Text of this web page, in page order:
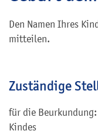
Den Namen Ihres
mitteilen.
Zuständige
für die Beurkundung:
Kindes